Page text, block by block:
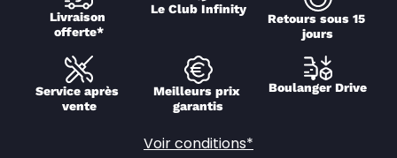
Livraison
offerte*
Le Club Infinity
Retours sous 15
jours
Service après
vente
Meilleurs prix
garantis
Boulanger Drive
Voir conditions*